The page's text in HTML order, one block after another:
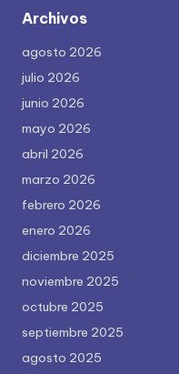
Archivos
agosto 2026
julio 2026
junio 2026
mayo 2026
abril 2026
marzo 2026
febrero 2026
enero 2026
diciembre 2025
noviembre 2025
octubre 2025
septiembre 2025
agosto 2025